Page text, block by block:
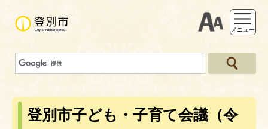
支援ツー
メニュー
登別市子ども・子育て会議（令